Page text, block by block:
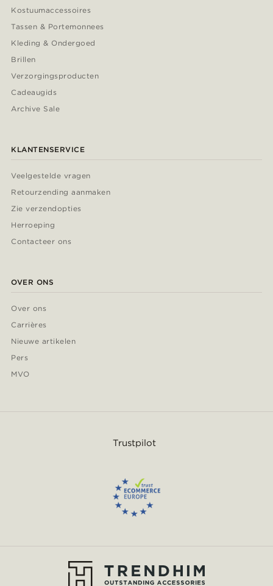
Kostuumaccessoires
Tassen & Portemonnees
Kleding & Ondergoed
Brillen
Verzorgingsproducten
Cadeaugids
Archive Sale
KLANTENSERVICE
Veelgestelde vragen
Retourzending aanmaken
Zie verzendopties
Herroeping
Contacteer ons
OVER ONS
Over ons
Carrières
Nieuwe artikelen
Pers
MVO
Trustpilot